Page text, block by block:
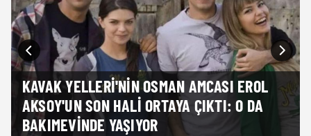
KAVAK YELLERI'NIN OSMAN AMCASI EROL
AKSOY'UN SON HALI ORTAYA ÇIKTI: O DA
BAKIMEVINDE YAŞIYOR